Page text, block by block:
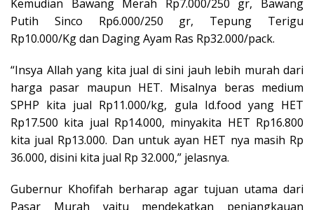
Kemudian Bawang Merah Rp7.000/250 gr, Bawang
Putih Sinco Rp6.000/250 gr, Tepung Terigu
Rp10.000/Kg dan Daging Ayam Ras Rp32.000/pack.
“Insya Allah yang kita jual di sini jauh lebih murah dari
harga pasar maupun HET. Misalnya beras medium
SPHP kita jual Rp11.000/kg, gula Id.food yang HET
Rp17.500 kita jual Rp14.000, minyakita HET Rp16.800
kita jual Rp13.000. Dan untuk ayan HET nya masih Rp
36.000, disini kita jual Rp 32.000,” jelasnya.
Gubernur Khofifah berharap agar tujuan utama dari
Pasar Murah yaitu mendekatkan penjangkauan